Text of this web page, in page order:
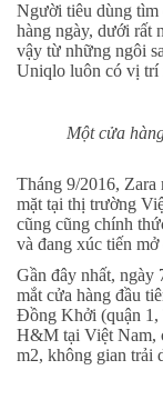
Người tiêu dùng tìm
hàng ngày, dưới rất
vậy từ những ngôi
Uniqlo luôn có vị trí
Một cửa
Tháng 9/2016, Zara
mặt tại thị trường
cũng cũng chính
và đang xúc tiến
Gần đây nhất, ngày
mắt cửa hàng đầu
Đồng Khởi (quận 1,
H&M tại Việt Nam,
m2, không gian trải